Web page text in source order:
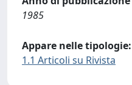
1985
Appare nelle tipologie:
1.1 Articoli su Rivista